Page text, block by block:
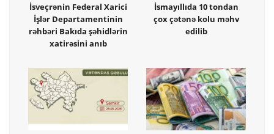
İsveçrənin Federal Xarici
İşlər Departamentinin
rəhbəri Bakıda şəhidlərin
xatirəsini anıb
İsmayıllıda 10 tondan
çox çətənə kolu məhv
edilib